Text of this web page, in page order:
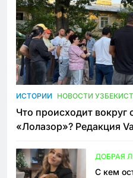
ИСТОРИИ НОВОСТИ
Что происходит вокруг
«Лолазор»? Редакция
ДОБРАЯ
С кем